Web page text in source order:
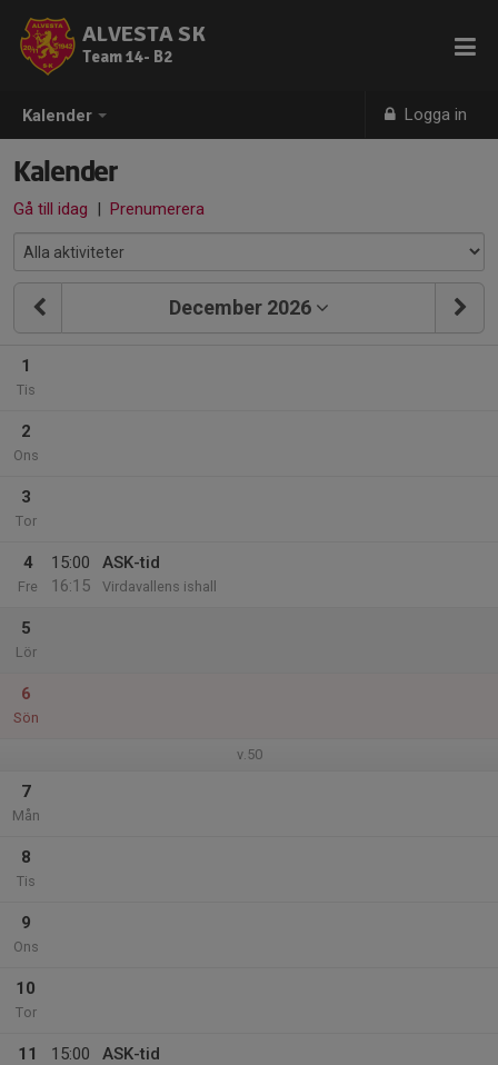
Kalender Logga in
ALVESTA SK
Team 14- B2
Kalender
Gå till idag | Prenumerera
December 2026
1
Tis
2
Ons
3
Tor
4
Fre
15:00
16:15
ASK-tid
Virdavallens ishall
5
Lör
6
Sön
v.50
7
Mån
8
Tis
9
Ons
10
Tor
11
15:00
ASK-tid